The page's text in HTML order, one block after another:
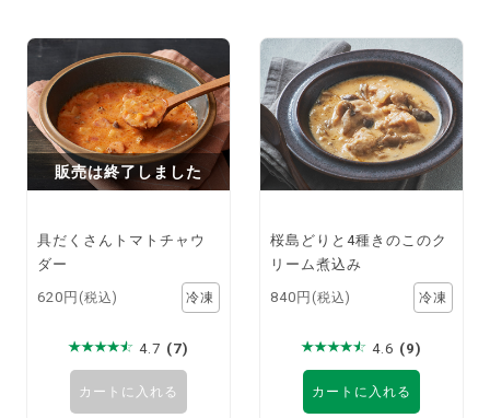
販売は終了しました
具だくさんトマトチャウ
ダー
620円 (税込)
4.7 (7)
カートに入れる
桜島どりと4種きのこのク
リーム煮込み
840円 (税込)
4.6 (9)
カートに入れる